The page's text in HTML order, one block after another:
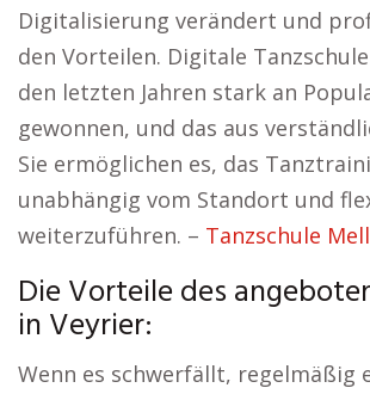
Digitalisierung verändert und
den Vorteilen. Digitale
den letzten Jahren stark an
gewonnen, und das aus
Sie ermöglichen es, das
unabhängig vom Standort und
weiterzuführen. – Tanzschule
Die Vorteile des
in Veyrier:
Wenn es schwerfällt, regelmäßig